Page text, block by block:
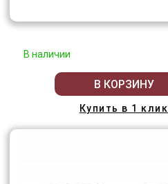
В наличии
В КОРЗИНУ
Купить в 1 клик